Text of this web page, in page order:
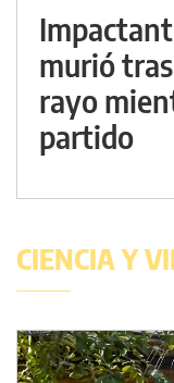
murió
rayo
partido
CIENCIA Y